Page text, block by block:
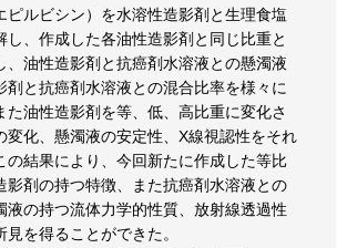
ピルビシン）を水溶性造影剤と生理食塩
し、作成した各油性造影剤と同じ比重と
、油性造影剤と抗癌剤水溶液との懸濁液
剤と抗癌剤水溶液との混合比率を様々に
た油性造影剤を等、低、高比重に変化さ
変化、懸濁液の安定性、X線視認性をそれ
の結果により、今回新たに作成した等比
影剤の持つ特徴、また抗癌剤水溶液との
液の持つ流体力学的性質、放射線透過性
を得ることができた。